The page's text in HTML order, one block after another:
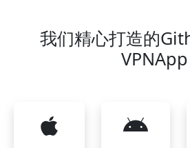
我们精心打造的
VPNApp